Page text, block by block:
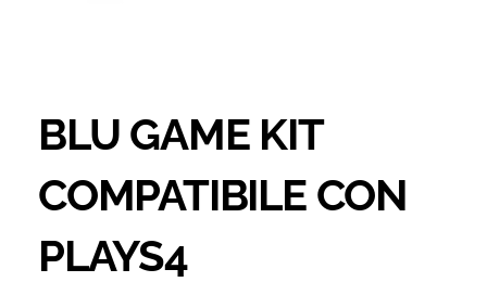
BLU GAME KIT
COMPATIBILE CON
PLAYS4